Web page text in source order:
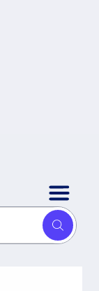
999-799 -
20